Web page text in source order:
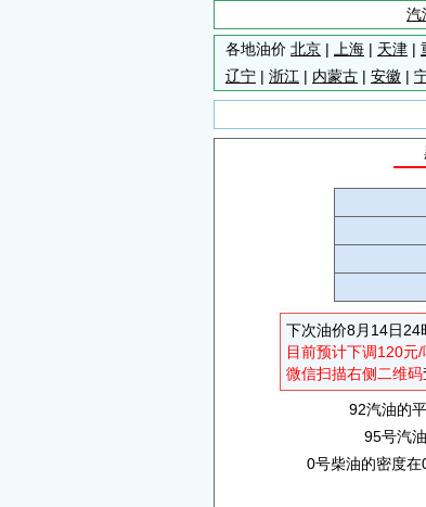
汽
各地油价 北京 | 上海 | 天津 |
辽宁 | 浙江 | 内蒙古 | 安徽 |
下次油价8月14日24
目前预计下调120元
微信扫描右侧二维码
92汽油的
95号汽
0号柴油的密度